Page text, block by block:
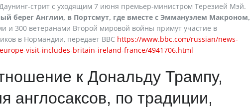
стрит с уходящим 7 июня премьер-министром Терезией Мэй.
берег Англии, в Портсмут, где вместе с Эммануэлем Макроном,
и 300 ветеранами Второй мировой войны примут участие в
в Нормандии, передает ВВС https://www.bbc.com/russian/news-
visit-includes-britain-ireland-france/4941706.html
к Дональду Трампу,
англосаксов, по традиции,